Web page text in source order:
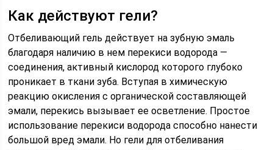
Как действуют гели?
Отбеливающий гель действует на зубную эмаль
благодаря наличию в нем перекиси водорода —
соединения, активный кислород которого глубоко
проникает в ткани зуба. Вступая в химическую
реакцию окисления с органической составляющей
эмали, перекись вызывает ее осветление. Простое
использование перекиси водорода способно нанести
большой вред эмали. Но гели для отбеливания